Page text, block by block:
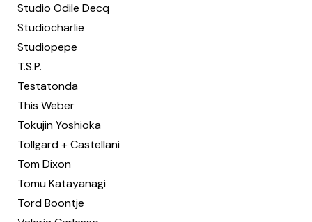
Studio Odile Decq
Studiocharlie
Studiopepe
T.S.P.
Testatonda
This Weber
Tokujin Yoshioka
Tollgard + Castellani
Tom Dixon
Tomu Katayanagi
Tord Boontje